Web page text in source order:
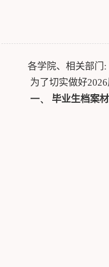
各学院、相关部门 :
为了切实做好2026
一、 毕业生档案